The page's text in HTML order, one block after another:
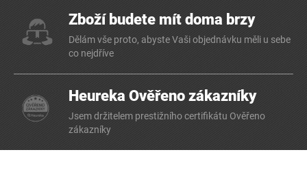
Zboží budete mít doma brzy
Dělám vše proto, abyste Vaši objednávku měli u sebe
co nejdříve
Heureka Ověřeno zákazníky
Jsem držitelem prestižního certifikátu Ověřeno
zákazníky